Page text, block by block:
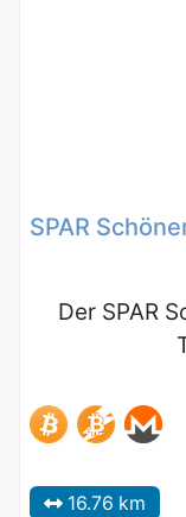
SPAR
Der SPAR
16.76 km